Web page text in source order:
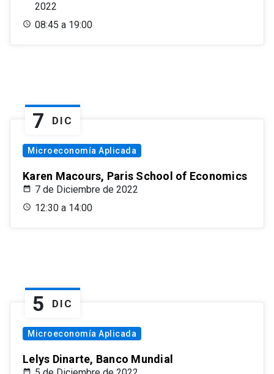
2022
08:45 a 19:00
7 DIC
Microeconomía Aplicada
Karen Macours, Paris School of Economics
7 de Diciembre de 2022
12:30 a 14:00
5 DIC
Microeconomía Aplicada
Lelys Dinarte, Banco Mundial